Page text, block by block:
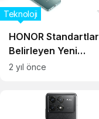
Duyurdu
HONOR
Belirleyen Yeni
HONOR X9b
Teknoloji
2 yıl önce